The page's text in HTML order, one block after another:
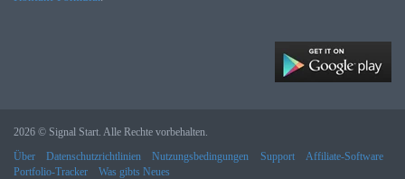
2026 © Signal Start. Alle Rechte vorbehalten.
Über
Datenschutzrichtlinien Nutzungsbedingungen Support
Affiliate-Software
Portfolio-Tracker
Was gibts Neues